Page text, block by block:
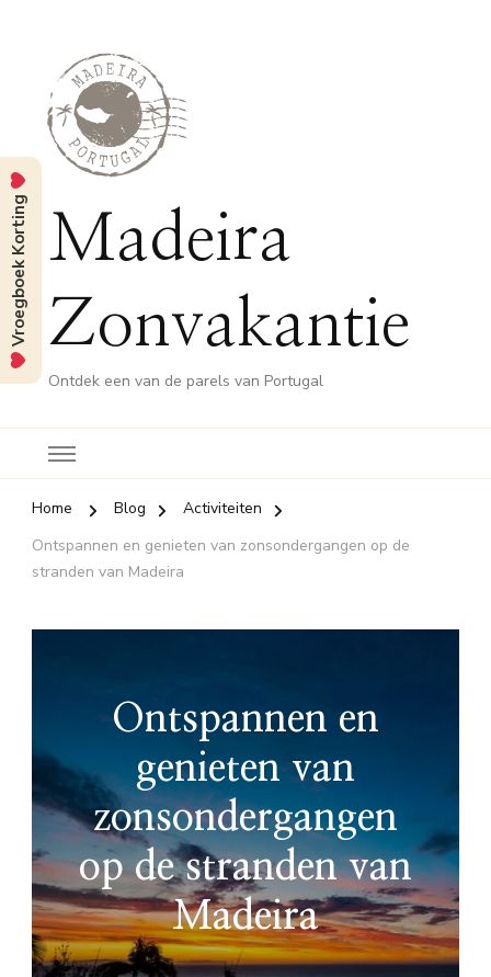
Madeira
Zonvakantie
Ontdek een van de parels van Portugal
Home Blog
Activiteiten
Ontspannen en genieten van zonsondergangen op de
stranden van Madeira
Ontspannen en
genieten van
zonsondergangen
op de stranden van
Madeira
Vroegboek Korting